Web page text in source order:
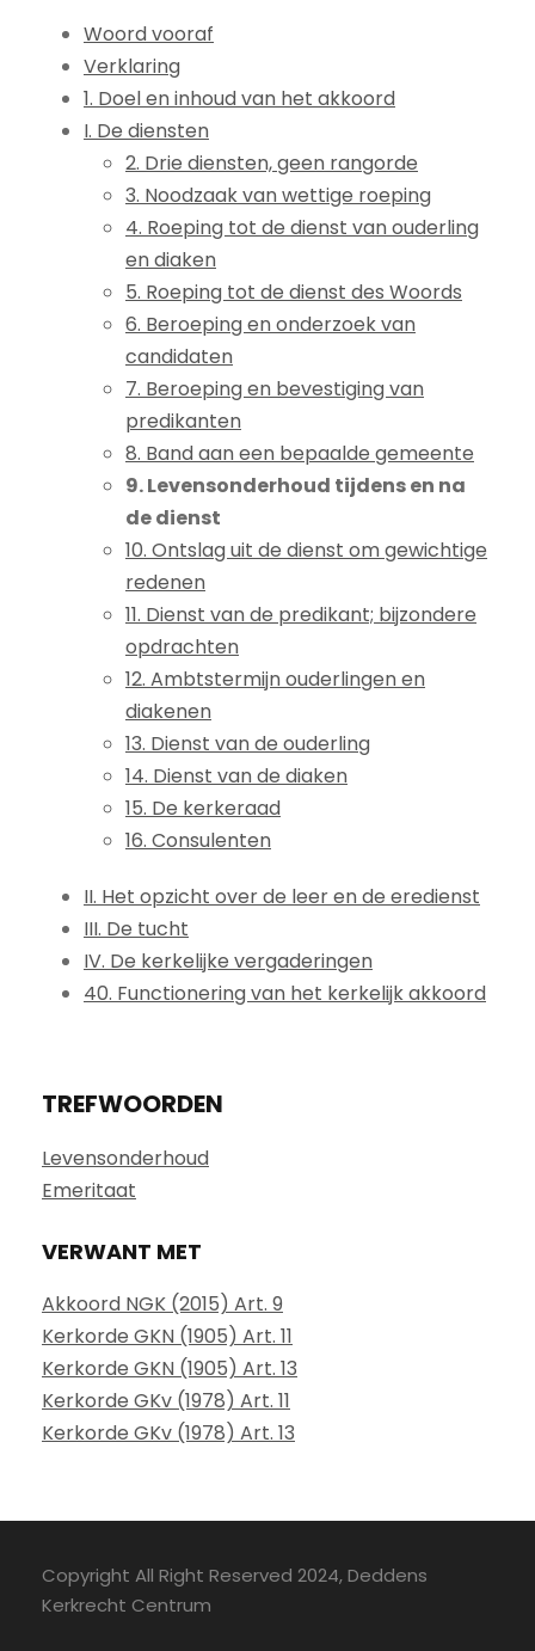
Woord vooraf
Verklaring
1. Doel en inhoud van het akkoord
I. De diensten
2. Drie diensten, geen rangorde
3. Noodzaak van wettige roeping
4. Roeping tot de dienst van ouderling
en diaken
5. Roeping tot de dienst des Woords
6. Beroeping en onderzoek van
candidaten
7. Beroeping en bevestiging van
predikanten
8. Band aan een bepaalde gemeente
9. Levensonderhoud tijdens en na
de dienst
10. Ontslag uit de dienst om gewichtige
redenen
11. Dienst van de predikant; bijzondere
opdrachten
12. Ambtstermijn ouderlingen en
diakenen
13. Dienst van de ouderling
14. Dienst van de diaken
15. De kerkeraad
16. Consulenten
II. Het opzicht over de leer en de eredienst
III. De tucht
IV. De kerkelijke vergaderingen
40. Functionering van het kerkelijk akkoord
TREFWOORDEN
Levensonderhoud
Emeritaat
VERWANT MET
Akkoord NGK (2015) Art. 9
Kerkorde GKN (1905) Art. 11
Kerkorde GKN (1905) Art. 13
Kerkorde GKv (1978) Art. 11
Kerkorde GKv (1978) Art. 13
Copyright All Right Reserved 2024, Deddens
Kerkrecht Centrum